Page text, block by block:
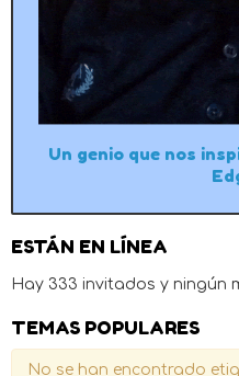
Un genio que nos
ESTÁN EN LÍNEA
Hay 333 invitados y ningún
TEMAS POPULARES
No se han encontrado